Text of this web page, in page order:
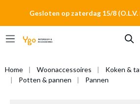
Gesloten op zaterdag 15/8
Home Woonaccessoires
Koken &
Potten & pannen
Pannen